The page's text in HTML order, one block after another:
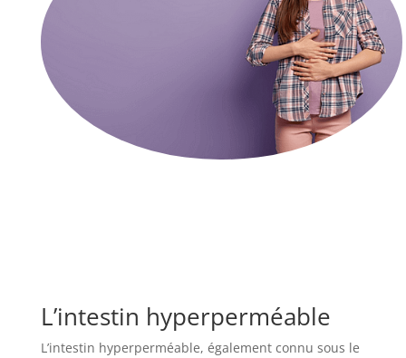
L’intestin hyperperméable
L’intestin hyperperméable, également connu sous le